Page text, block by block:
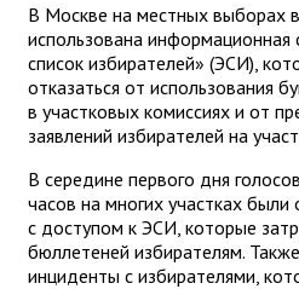
В Москве на местных выборах
использована информационная
список избирателей» (ЭСИ),
отказаться от использования
в участковых комиссиях и от
заявлений избирателей на
В середине первого дня
часов на многих участках
с доступом к ЭСИ, которые
бюллетеней избирателям.
инциденты с избирателями,